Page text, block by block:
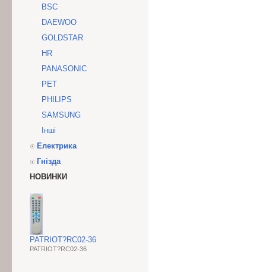
BSC
DAEWOO
GOLDSTAR
HR
PANASONIC
PET
PHILIPS
SAMSUNG
Інші
Електрика
Гнізда
НОВИНКИ
PATRIOT?RC02-36
PATRIOT?RC02-36